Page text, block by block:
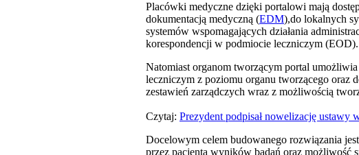
Placówki medyczne dzięki portalowi mają
dokumentacją medyczną (EDM),do lokalnych
systemów wspomagających działania
korespondencji w podmiocie leczniczym (EOD).
Natomiast organom tworzącym portal
leczniczym z poziomu organu tworzącego oraz
zestawień zarządczych wraz z możliwością
Czytaj: Prezydent podpisał nowelizację
Docelowym celem budowanego rozwiązania
przez pacjenta wyników badań oraz możliwość